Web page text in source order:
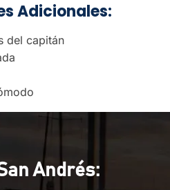
Adicionales:
del capitán
Andrés: